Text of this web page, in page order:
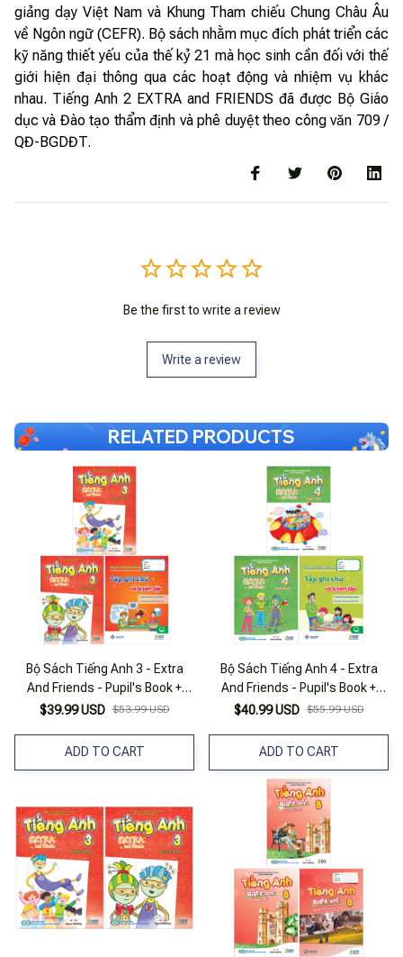
giảng dạy Việt Nam và Khung Tham chiếu Chung Châu Âu
về Ngôn ngữ (CEFR). Bộ sách nhằm mục đích phát triển các
kỹ năng thiết yếu của thế kỷ 21 mà học sinh cần đối với thế
giới hiện đại thông qua các hoạt động và nhiệm vụ khác
nhau. Tiếng Anh 2 EXTRA and FRIENDS đã được Bộ Giáo
dục và Đào tạo thẩm định và phê duyệt theo công văn 709 /
QĐ-BGDĐT.
Be the first to write a review
Write a review
RELATED PRODUCTS
Bộ Sách Tiếng Anh 3 - Extra
And Friends - Pupil's Book +
Activity Book + Tập Ghi Chú Và
$39.99 USD $53.99 USD
ADD TO CART
Bộ Sách Tiếng Anh 4 - Extra
And Friends - Pupil's Book +
Activity Book + Tập Ghi Chú Và
$40.99 USD $55.99 USD
ADD TO CART